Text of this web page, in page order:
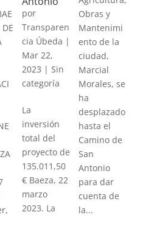
por
Transparen
cia Úbeda |
Mar 22,
2023 | Sin
categoría
La
inversión
total del
proyecto de
135.011,50
€ Baeza, 22
marzo
2023. La
Obras y
Mantenimi
ento de la
ciudad,
Marcial
Morales, se
ha
desplazado
hasta el
Camino de
San
Antonio
para dar
cuenta de
la...